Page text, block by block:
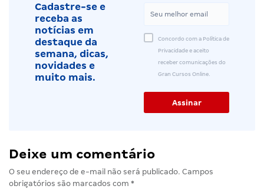
Cadastre-se e
receba as
notícias em
destaque da
semana, dicas,
novidades e
muito mais.
Concordo com a Política de
Privacidade e aceito
receber comunicações do
Gran Cursos Online.
Deixe um comentário
O seu endereço de e-mail não será publicado. Campos
obrigatórios são marcados com *